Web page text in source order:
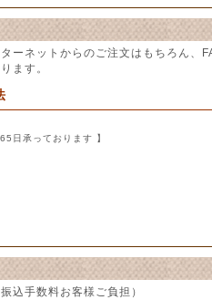
ーネットからのご注文はもちろん、
ます。
日承っております 】
込手数料お客様ご負担）